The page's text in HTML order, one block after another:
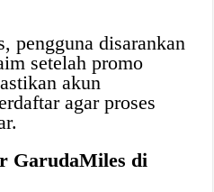
pengguna disarankan
setelah promo
akun
agar proses
GarudaMiles di